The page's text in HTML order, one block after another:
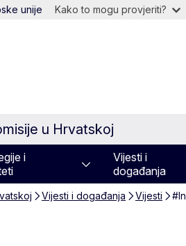
unije Kako to mogu provjeriti?
u Hrvatskoj
i
Vijesti i
događanja
Vijesti i događanja Vijesti